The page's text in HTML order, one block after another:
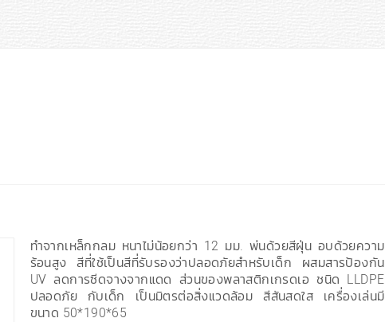
ทำจากเหล็กกลม หนาไม่น้อยกว่า 12 มม. พ่นด้วยสีฝุ่น อบด้วยความ
ร้อนสูง สีที่ใช้เป็นสีที่รับรองว่าปลอดภัยสำหรับเด็ก ผสมสารป้องกัน
UV ลดการซีดจางจากแดด ส่วนของพลาสติกเกรดเอ ชนิด LLDPE
ปลอดภัย กับเด็ก เป็นมิตรต่อสิ่งแวดล้อม สีสันสดใส เครื่องเล่นมี
ขนาด 50*190*65